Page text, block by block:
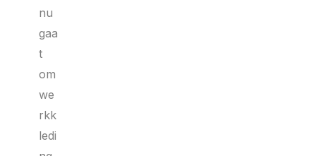
nu
gaa
t
om
we
rkk
ledi